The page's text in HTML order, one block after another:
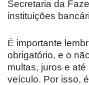
Secretaria da
instituições
É importante
obrigatório, e o
multas, juros e
veículo. Por isso,